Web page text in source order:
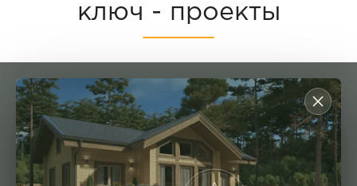
ключ - проекты
Подбор параметров
Площадь
Цена млн